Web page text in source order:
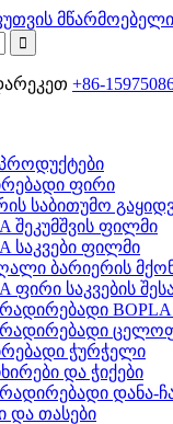
+86-
ფირი
საბითუმო
შეკუმშვის ფილმი
საკვები ფილმი
ბარიერის
ფირი საკვების
ჭურჭელი
და ჭიქები
დანა-
და თასები